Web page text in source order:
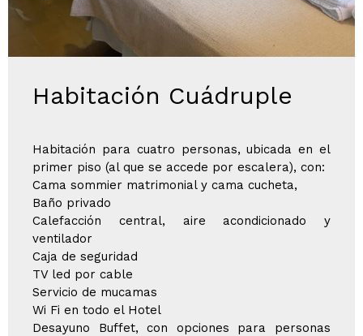
Habitación Cuádruple
Habitación para cuatro personas, ubicada en el
primer piso (al que se accede por escalera), con:
Cama sommier matrimonial y cama cucheta,
Baño privado
Calefacción central, aire acondicionado y
ventilador
Caja de seguridad
TV led por cable
Servicio de mucamas
Wi Fi en todo el Hotel
Desayuno Buffet, con opciones para personas